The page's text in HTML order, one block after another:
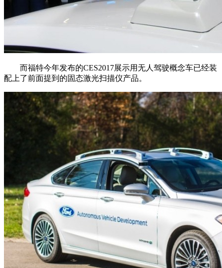
而福特今年发布的CES2017展示用无人驾驶概念车已经装
配上了前面提到的固态激光扫描仪产品。